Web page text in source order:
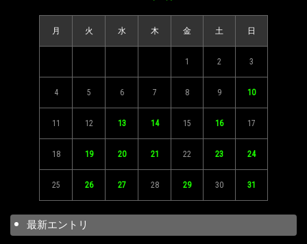
月 火 水 木 金 土 日
1 2 3
4 5 6 7 8 9 10
11 12 13 14 15 16 17
18 19 20 21 22 23 24
25 26 27 28 29 30 31
最新エントリ